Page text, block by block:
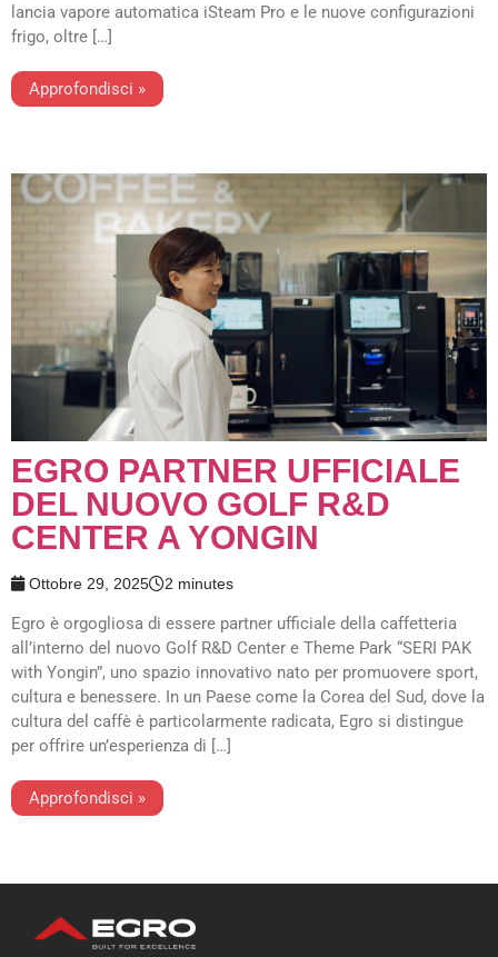
lancia vapore automatica iSteam Pro e le nuove configurazioni
frigo, oltre […]
Approfondisci »
EGRO PARTNER UFFICIALE
DEL NUOVO GOLF R&D
CENTER A YONGIN
Ottobre 29, 2025 2 minutes
Egro è orgogliosa di essere partner ufficiale della caffetteria
all’interno del nuovo Golf R&D Center e Theme Park “SERI PAK
with Yongin”, uno spazio innovativo nato per promuovere sport,
cultura e benessere. In un Paese come la Corea del Sud, dove la
cultura del caffè è particolarmente radicata, Egro si distingue
per offrire un’esperienza di […]
Approfondisci »